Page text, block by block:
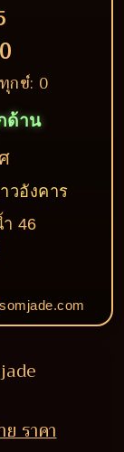
กข์: 0
ด้าน
วอังคาร
46
somjade.com
ย ราคา